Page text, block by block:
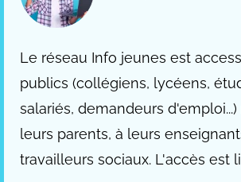
Le réseau Info jeunes est
publics (collégiens, lycéens,
salariés, demandeurs d'emploi...)
leurs parents, à leurs
travailleurs sociaux. L'accès est